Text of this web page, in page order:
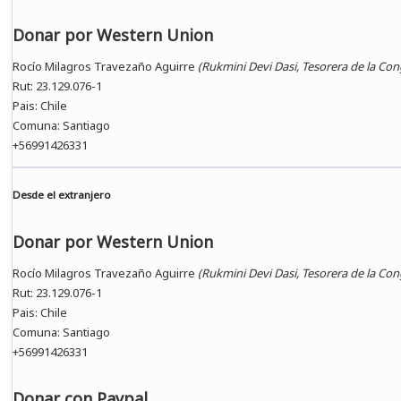
Donar por Western Union
Rocío Milagros Travezaño Aguirre (Rukmini Devi Dasi, Tesorera de la
Rut: 23.129.076-1
Pais: Chile
Comuna: Santiago
+56991426331
Desde el extranjero
Donar por Western Union
Rocío Milagros Travezaño Aguirre (Rukmini Devi Dasi, Tesorera de la
Rut: 23.129.076-1
Pais: Chile
Comuna: Santiago
+56991426331